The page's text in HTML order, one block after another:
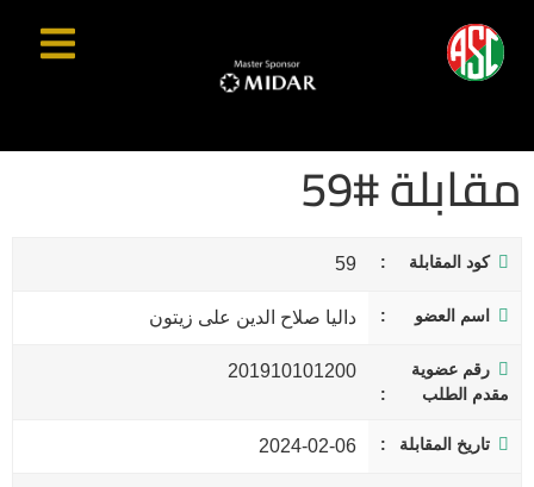
مقابلة #59
كود المقابلة 59
اسم العضو داليا صلاح الدين على زيتون
رقم عضوية
مقدم الطلب
201910101200
تاريخ المقابلة 2024-02-06